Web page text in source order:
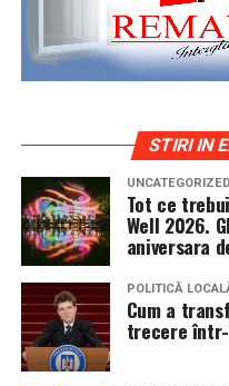
STIRI IN
UNCATEGORIZED
Tot ce
Well 2026.
aniversara
POLITICĂ
Cum a
trecere